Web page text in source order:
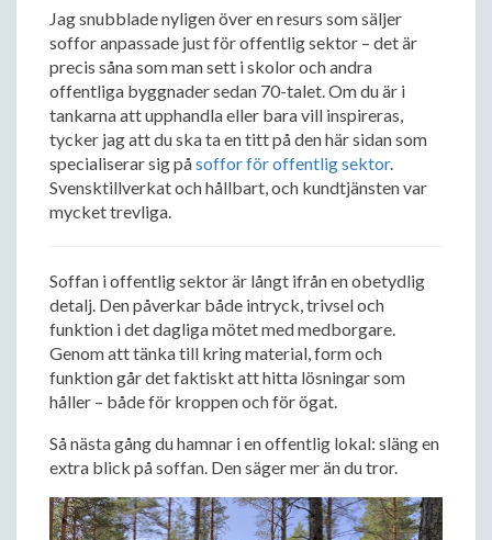
Jag snubblade nyligen över en resurs som säljer
soffor anpassade just för offentlig sektor – det är
precis såna som man sett i skolor och andra
offentliga byggnader sedan 70-talet. Om du är i
tankarna att upphandla eller bara vill inspireras,
tycker jag att du ska ta en titt på den här sidan som
specialiserar sig påsoffor för offentlig sektor.
Svensktillverkat och hållbart, och kundtjänsten var
mycket trevliga.
Soffan i offentlig sektor är långt ifrån en obetydlig
detalj. Den påverkar både intryck, trivsel och
funktion i det dagliga mötet med medborgare.
Genom att tänka till kring material, form och
funktion går det faktiskt att hitta lösningar som
håller – både för kroppen och för ögat.
Så nästa gång du hamnar i en offentlig lokal: släng en
extra blick på soffan. Den säger mer än du tror.